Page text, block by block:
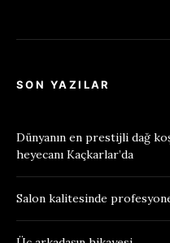
SON YAZILAR
Dünyanın en prestijli dağ
heyecanı Kaçkarlar’da
Salon kalitesinde